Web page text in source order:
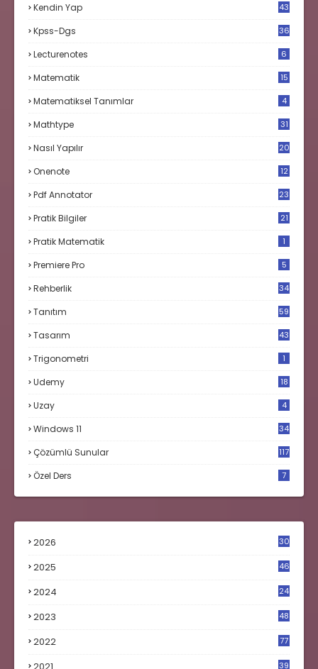
Kendin Yap 43
Kpss-Dgs 36
Lecturenotes 6
Matematik
15
Matematiksel Tanımlar 4
Mathtype 31
Nasıl Yapılır 20
Onenote 12
Pdf Annotator 23
Pratik Bilgiler 21
Pratik Matematik 1
Premiere Pro 5
Rehberlik 34
Tanıtım 59
Tasarım 43
Trigonometri 1
Udemy 18
Uzay 4
Windows 11 34
Çözümlü Sunular 117
Özel Ders 7
2026 30
2025 46
2024 24
2023
48
2022 77
39